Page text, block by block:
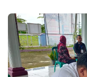
Raushan
Design
With
Shroff
Templates